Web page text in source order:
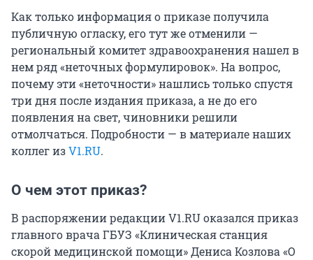
Как только информация о приказе получила
публичную огласку, его тут же отменили —
региональный комитет здравоохранения нашел в
нем ряд «неточных формулировок». На вопрос,
почему эти «неточности» нашлись только спустя
три дня после издания приказа, а не до его
появления на свет, чиновники решили
отмолчаться. Подробности — в материале наших
коллег изV1.RU.
О чем этот приказ?
В распоряжении редакции V1.RU оказался приказ
главного врача ГБУЗ «Клиническая станция
скорой медицинской помощи» Дениса Козлова «О